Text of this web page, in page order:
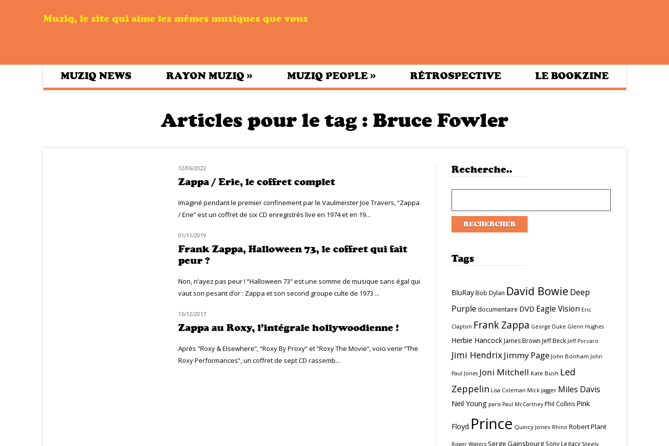
Muziq, le site qui aime les mêmes musiques que vous
MUZIQ NEWS RAYON MUZIQ » MUZIQ PEOPLE » RÉTROSPECTIVE LE BOOKZINE
Articles pour le tag : Bruce Fowler
12/06/2022
Zappa / Erie, le coffret complet
Imaginé pendant le premier confinement par le Vaulmeister Joe Travers, “Zappa
/ Erie” est un coffret de six CD enregistrés live en 1974 et en 19...
01/11/2019
Frank Zappa, Halloween 73, le coffret qui fait
peur ?
Non, n’ayez pas peur ! “Halloween 73” est une somme de musique sans égal qui
vaut son pesant d’or : Zappa et son second groupe culte de 1973 ...
15/12/2017
Zappa au Roxy, l’intégrale hollywoodienne !
Après “Roxy & Elsewhere”, “Roxy By Proxy” et “Roxy The Movie”, voici venir “The
Roxy Performances”, un coffret de sept CD rassemb...
Recherche..
Tags
BluRay Bob Dylan David Bowie Deep
Purple documentaire DVD Eagle Vision Eric
Clapton Frank Zappa George Duke Glenn Hughes
Herbie Hancock James Brown Jeff Beck Jeff Porcaro
Jimi HendrixJimmy Page John Bonham John
Paul Jones Joni Mitchell Kate Bush Led
Zeppelin Lisa Coleman Mick Jagger Miles Davis
Neil Young paris Paul McCartney Phil Collins Pink
Floyd Prince Quincy Jones Rhino Robert Plant
Roger Waters Serge Gainsbourg Sony Legacy Steely